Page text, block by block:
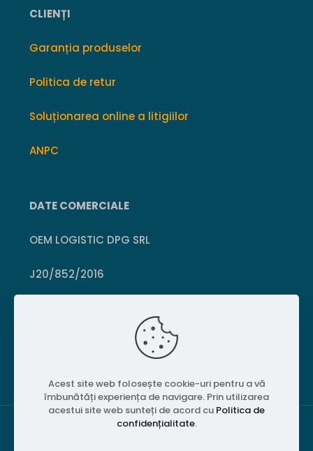
CLIENȚI
Garanția produselor
Politica de retur
Soluționarea online a litigiilor
ANPC
DATE COMERCIALE
OEM LOGISTIC DPG SRL
J20/852/2016
Crișcior, Hunedoara
Acest site web folosește cookie-uri pentru a vă
îmbunătăți experiența de navigare. Prin utilizarea
acestui site web sunteți de acord cu Politica de
confidențialitate.